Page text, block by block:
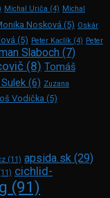
Michal Uriča (4) Michal
Nosková (5) Oskár
(5) Peter Kaclík (4) Peter
Slaboch (7)
(8) Tomáš
(6) Zuzana
Vodička (5)
(11) apsida.sk (29)
cichlid-
(91)